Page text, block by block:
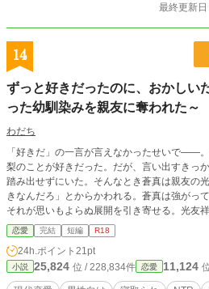
最終更新
14
ずっと好きだったのに、おかし
った幼馴染みを親友に奪われた～
わだち
「好きだ」の一言が言えなかったせいで――。 小畑蒼真は幼馴染みの山岸亜佳
梨のことが好きだった。だが、言い出すきっ
踏み出せずにいた。そんなとき蒼真は親友の
きなんだろ」とからかわれる。蒼真は強がっ
それが思いもよらぬ展開を引き寄せる。光友
のだ――。
恋愛 完結 短編 R18
24h.ポイント 21pt
小説 25,824 位 / 228,834件 恋愛 11,124